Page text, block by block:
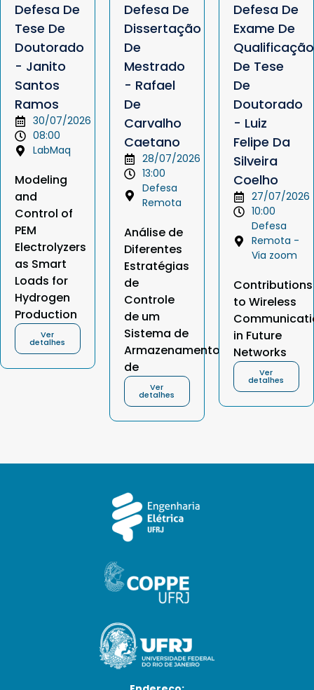
Defesa De
Tese De
Doutorado
- Janito
Santos
Ramos
30/07/2026
08:00
LabMaq
Modeling
and
Control of
PEM
Electrolyzers
as Smart
Loads for
Hydrogen
Production
Ver
detalhes
Defesa De
Dissertação
De
Mestrado
- Rafael
De
Carvalho
Caetano
28/07/2026
13:00
Defesa
Remota
Análise de
Diferentes
Estratégias
de
Controle
de um
Sistema de
Armazenamento
de
Ver
detalhes
Defesa De
Exame De
Qualificação
De Tese
De
Doutorado
- Luiz
Felipe Da
Silveira
Coelho
27/07/2026
10:00
Defesa
Remota -
Via zoom
Contributions
to Wireless
in Future
Networks
Ver
detalhes